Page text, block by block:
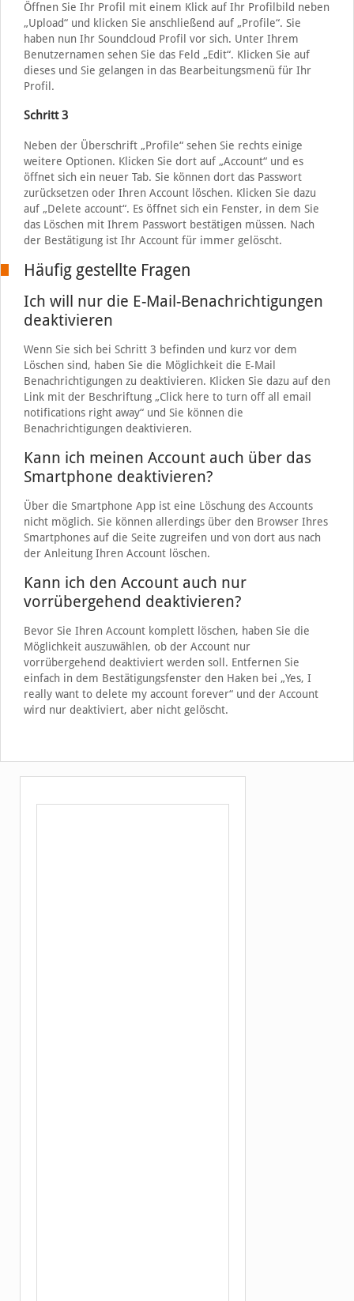
Öffnen Sie Ihr Profil mit einem Klick auf Ihr Profilbild neben
„Upload“ und klicken Sie anschließend auf „Profile“. Sie
haben nun Ihr Soundcloud Profil vor sich. Unter Ihrem
Benutzernamen sehen Sie das Feld „Edit“. Klicken Sie auf
dieses und Sie gelangen in das Bearbeitungsmenü für Ihr
Profil.
Schritt 3
Neben der Überschrift „Profile“ sehen Sie rechts einige
weitere Optionen. Klicken Sie dort auf „Account“ und es
öffnet sich ein neuer Tab. Sie können dort das Passwort
zurücksetzen oder Ihren Account löschen. Klicken Sie dazu
auf „Delete account“. Es öffnet sich ein Fenster, in dem Sie
das Löschen mit Ihrem Passwort bestätigen müssen. Nach
der Bestätigung ist Ihr Account für immer gelöscht.
Häufig gestellte Fragen
Ich will nur die E-Mail-Benachrichtigungen
deaktivieren
Wenn Sie sich bei Schritt 3 befinden und kurz vor dem
Löschen sind, haben Sie die Möglichkeit die E-Mail
Benachrichtigungen zu deaktivieren. Klicken Sie dazu auf den
Link mit der Beschriftung „Click here to turn off all email
notifications right away“ und Sie können die
Benachrichtigungen deaktivieren.
Kann ich meinen Account auch über das
Smartphone deaktivieren?
Über die Smartphone App ist eine Löschung des Accounts
nicht möglich. Sie können allerdings über den Browser Ihres
Smartphones auf die Seite zugreifen und von dort aus nach
der Anleitung Ihren Account löschen.
Kann ich den Account auch nur
vorrübergehend deaktivieren?
Bevor Sie Ihren Account komplett löschen, haben Sie die
Möglichkeit auszuwählen, ob der Account nur
vorrübergehend deaktiviert werden soll. Entfernen Sie
einfach in dem Bestätigungsfenster den Haken bei „Yes, I
really want to delete my account forever“ und der Account
wird nur deaktiviert, aber nicht gelöscht.